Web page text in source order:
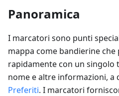
Panoramica
I marcatori sono punti
mappa come bandierine che
rapidamente con un singolo
nome e altre informazioni, a
Preferiti. I marcatori